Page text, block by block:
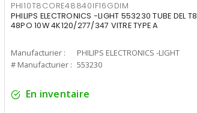
PHI10T8CORE48840IF16GDIM
PHILIPS ELECTRONICS -LIGHT 553230 TUBE DEL T8
48PO 10W 4K120/277/347 VITRE TYPE A
Manufacturier :
PHILIPS ELECTRONICS -LIGHT
# Manufacturier : 553230
En inventaire